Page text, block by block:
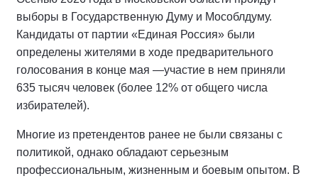
выборы в Государственную Думу и Мособлдуму.
Кандидаты от партии «Единая Россия» были
определены жителями в ходе предварительного
голосования в конце мая —участие в нем приняли
635 тысяч человек (более 12% от общего числа
избирателей).
Многие из претендентов ранее не были связаны с
политикой, однако обладают серьезным
профессиональным, жизненным и боевым опытом. В